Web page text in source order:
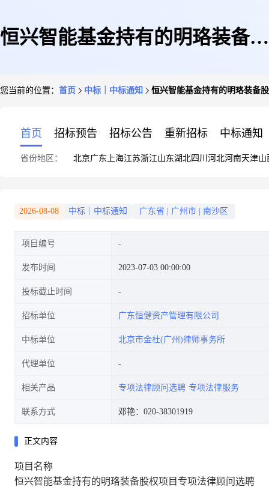
恒兴智能基金持有的明珞装备股
您当前的位置： 首页 中标｜中标通知 恒兴智能基金持有的明珞装备
首页 招标预告 招标公告 重新招标 中标通知
省份地区： 北京广东 上海江苏浙江山东湖北四川 河北河南天津山
2026-08-08 中标｜中标通知 广东省 广州市 南沙区
项目编号
发布时间 2023-07-03 00:00:00
投标截止时间
招标单位 广东恒健资产管理有限公司
中标单位 北京市金杜(广州)律师事务所
代理单位
相关产品 专项法律顾问选聘 专项法律服务
联系方式 邓艳：020-38301919
正文内容
项目名称
恒兴智能基金持有的明珞装备股权项目专项法律顾问选聘